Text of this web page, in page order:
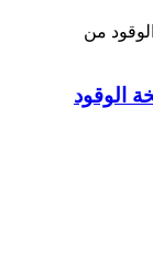
الوقود